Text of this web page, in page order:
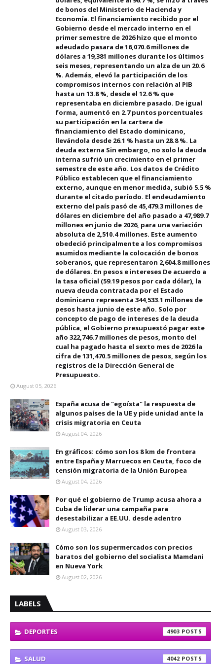
de bonos del Ministerio de Hacienda y
Economía. El financiamiento recibido por el
Gobierno desde el mercado interno en el
primer semestre de 2026 hizo que el monto
adeudado pasara de 16,070.6 millones de
dólares a 19,381 millones durante los últimos
seis meses, representando un alza de un 20.6
%. Además, elevó la participación de los
compromisos internos con relación al PIB
hasta un 13.8 %, desde el 12.6 % que
representaba en diciembre pasado. De igual
forma, aumentó en 2.7 puntos porcentuales
su participación en la cartera de
financiamiento del Estado dominicano,
llevándola desde 26.1 % hasta un 28.8 %. La
deuda externa Sin embargo, no solo la deuda
interna sufrió un crecimiento en el primer
semestre de este año. Los datos de Crédito
Público establecen que el financiamiento
externo, aunque en menor medida, subió 5.5 %
durante el citado período. El endeudamiento
externo del país pasó de 45,479.3 millones de
dólares en diciembre del año pasado a 47,989.7
millones en junio de 2026, para una variación
absoluta de 2,510.4 millones. Este aumento
obedeció principalmente a los compromisos
asumidos mediante la colocación de bonos
soberanos, que representaron 2,604.8 millones
de dólares. En pesos e intereses De acuerdo a
la tasa oficial (59.19 pesos por cada dólar), la
nueva deuda contratada por el Estado
dominicano representa 344,533.1 millones de
pesos hasta junio de este año. Solo por
concepto de pago de intereses de la deuda
pública, el Gobierno presupuestó pagar este
año 322,746.7 millones de pesos, monto del
cual ha pagado hasta el sexto mes de 2026 la
cifra de 131,470.5 millones de pesos, según los
registros de la Dirección General de
Presupuesto.
August 05, 2026
España acusa de "egoísta" la respuesta de
algunos países de la UE y pide unidad ante la
crisis migratoria en Ceuta
August 04, 2026
En gráficos: cómo son los 8 km de frontera
entre España y Marruecos en Ceuta, foco de
tensión migratoria de la Unión Europea
August 04, 2026
Por qué el gobierno de Trump acusa ahora a
Cuba de liderar una campaña para
desestabilizar a EE.UU. desde adentro
August 03, 2026
Cómo son los supermercados con precios
baratos del gobierno del socialista Mamdani
en Nueva York
August 02, 2026
LABELS
DEPORTES 4903
SALUD 4042